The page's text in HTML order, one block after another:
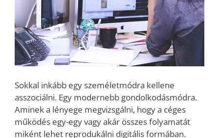
Sokkal inkább egy személetmódra kellene
asszociálni. Egy modernebb gondolkodásmódra.
Aminek a lényege megvizsgálni, hogy a céges
működés egy-egy vagy akár összes folyamatát
miként lehet reprodukálni digitális formában.